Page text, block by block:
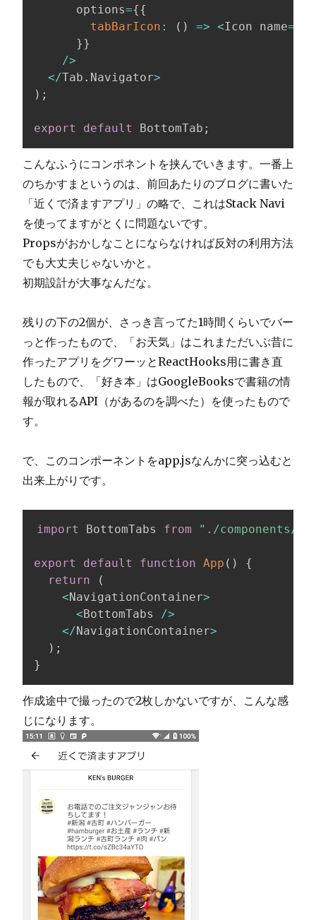
      options
={{
tabBarIcon : ( ) => <Icon name=
}}
/>
</Tab . Navigator>
) ;
export default BottomTab ;
こんなふうにコンポネントを挟んでいきます。一番上
のちかすまというのは、前回あたりのブログに書いた
「近くで済ますアプリ」の略で、これはStack Navi
を使ってますがとくに問題ないです。
Propsがおかしなことにならなければ反対の利用方法
でも大丈夫じゃないかと。
初期設計が大事なんだな。
残りの下の2個が、さっき言ってた1時間くらいでバー
っと作ったもので、「お天気」はこれまただいぶ昔に
作ったアプリをグワーッとReactHooks用に書き直
したもので、「好き本」はGoogleBooksで書籍の情
報が取れるAPI（があるのを調べた）を使ったもので
す。
で、このコンポーネントをapp.jsなんかに突っ込むと
出来上がりです。
import BottomTabs from "./components/
export default function App ( )
{
return
(
<NavigationContainer>
<BottomTabs />
</NavigationContainer>
) ;
}
作成途中で撮ったので2枚しかないですが、こんな感
じになります。